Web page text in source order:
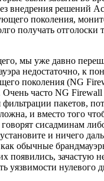
внедрения решений
поколения,
получать отголоски
мы уже давно
недостаточно, к
поколения (NG
часто NG Firewall
фильтрации пакетов,
и вместо того
сисадминам
и ничего
обычные
появились, зачастую
уязвимости нулевого